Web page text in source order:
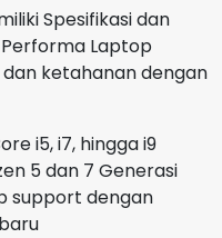
Spesifikasi dan
Laptop
ketahanan dengan
i5, i7, hingga i9
5 dan 7 Generasi
support dengan